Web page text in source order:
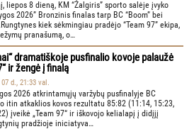
liepos 8 dieną, KM “Žalgiris” sporto salėje įvyko
2026” Bronzinis finalas tarp BC “Boom” bei
kiek sėkmingiau pradėjo “Team 97” ekipa,
pranašumą, o…
dramatiškoje pusfinalio kovoje palaužė
ir žengė į finalą
d., 21:33 val.
2026 atkrintamųjų varžybų pusfinalyje BC
itin atkaklios kovos rezultatu 85:82 (11:14, 15:23,
įveikė „Team 97“ ir iškovojo kelialapį į didįjį
pradžioje iniciatyva…